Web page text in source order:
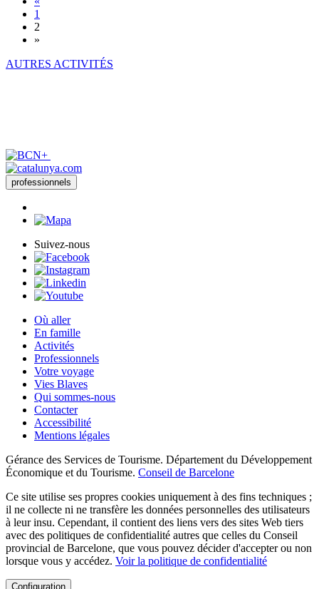
1
2
»
AUTRES ACTIVITÉS
professionnels
Suivez-nous
Où aller
En famille
Activités
Professionnels
Votre voyage
Vies Blaves
Qui sommes-nous
Contacter
Accessibilité
Mentions légales
Gérance des Services de Tourisme. Département du Développement
Économique et du Tourisme. Conseil de Barcelone
Ce site utilise ses propres cookies uniquement à des fins techniques ;
il ne collecte ni ne transfère les données personnelles des utilisateurs
à leur insu. Cependant, il contient des liens vers des sites Web tiers
avec des politiques de confidentialité autres que celles du Conseil
provincial de Barcelone, que vous pouvez décider d'accepter ou non
lorsque vous y accédez. Voir la politique de confidentialité
Configuration